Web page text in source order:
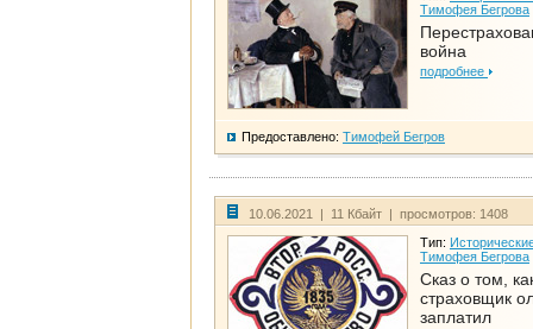
Тимофея Бегрова
война
подробнее
Предоставлено: Тимофей Бегров
10.06.2021 | 11 Кбайт | просмотров: 1408
Тип:
Тимофея Бегрова
Сказ о том,
страховщик
заплатил